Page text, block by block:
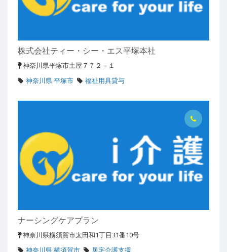
株式会社ティー・シー・エス平塚本社
神奈川県平塚市土屋７７２－１
神奈川県 平塚市
福祉用具貸与
ナーシングケアプラン
神奈川県横須賀市太田和1丁目31番10号
神奈川県 横須賀市
居宅介護支援